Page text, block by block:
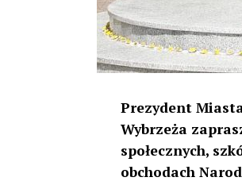
Prezydent
Wybrzeża
społecznych,
obchodach